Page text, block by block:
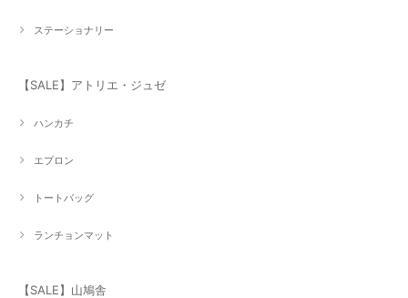
ステーショナリー
【SALE】アトリエ・ジュゼ
ハンカチ
エプロン
トートバッグ
ランチョンマット
【SALE】山鳩舎